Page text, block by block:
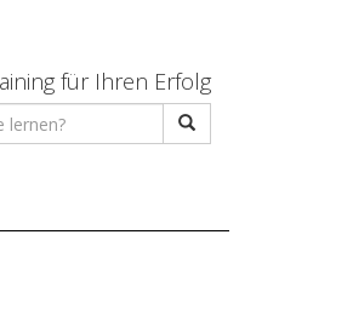
für Ihren Erfolg